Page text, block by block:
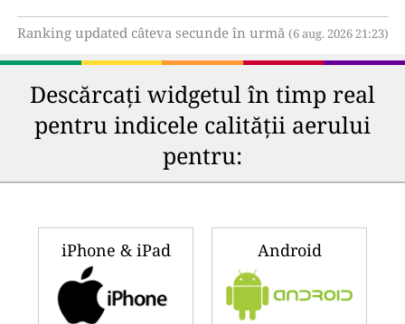
Ranking updated câteva secunde în urmă (6 aug. 2026 21:23)
Descărcați widgetul în timp real
pentru indicele calității aerului
pentru:
iPhone & iPad Android